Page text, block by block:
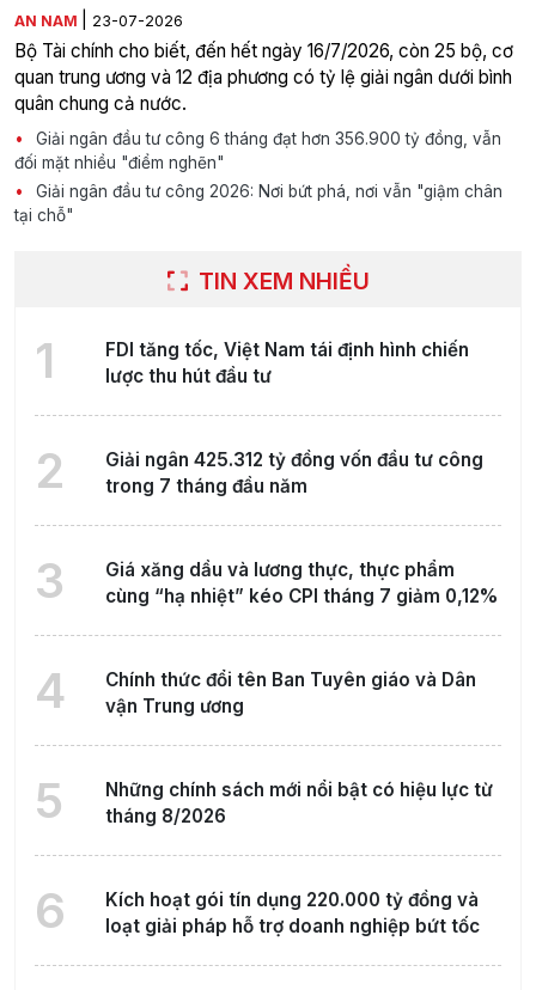
AN NAM 23-07-2026
Bộ Tài chính cho biết, đến hết ngày 16/7/2026, còn 25 bộ, cơ
quan trung ương và 12 địa phương có tỷ lệ giải ngân dưới bình
quân chung cả nước.
Giải ngân đầu tư công 6 tháng đạt hơn 356.900 tỷ đồng, vẫn
đối mặt nhiều "điểm nghẽn"
Giải ngân đầu tư công 2026: Nơi bứt phá, nơi vẫn "giậm chân
tại chỗ"
TIN XEM NHIỀU
1
FDI tăng tốc, Việt Nam tái định hình chiến
lược thu hút đầu tư
2
Giải ngân 425.312 tỷ đồng vốn đầu tư công
trong 7 tháng đầu năm
3
Giá xăng dầu và lương thực, thực phẩm
cùng “hạ nhiệt” kéo CPI tháng 7 giảm 0,12%
4
Chính thức đổi tên Ban Tuyên giáo và Dân
vận Trung ương
5
Những chính sách mới nổi bật có hiệu lực từ
tháng 8/2026
6
Kích hoạt gói tín dụng 220.000 tỷ đồng và
loạt giải pháp hỗ trợ doanh nghiệp bứt tốc